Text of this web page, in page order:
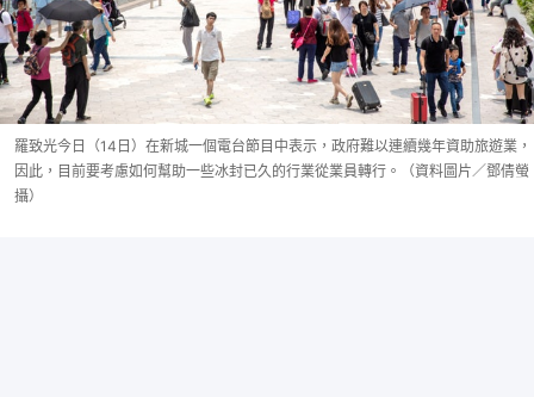
羅致光今日（14日）在新城一個電台節目中表示，政府難以連續幾年資助旅遊業，
因此，目前要考慮如何幫助一些冰封已久的行業從業員轉行。（資料圖片／鄧倩螢
攝）